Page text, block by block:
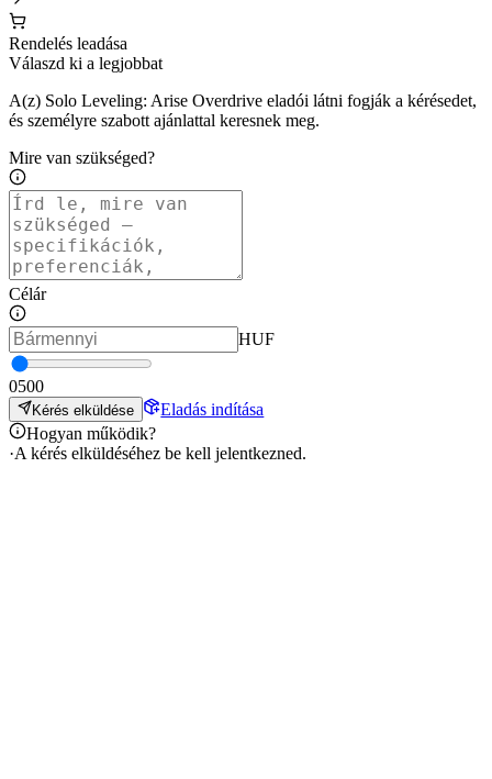
Rendelés leadása
Válaszd ki a legjobbat
A(z) Solo Leveling: Arise Overdrive eladói látni fogják a kérésedet,
és személyre szabott ajánlattal keresnek meg.
Mire van szükséged?
Célár
HUF
0500
Kérés elküldése
Eladás indítása
Hogyan működik?
·A kérés elküldéséhez be kell jelentkezned.